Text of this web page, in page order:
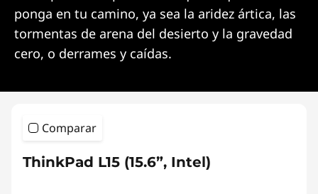
ponga en tu camino, ya sea la aridez ártica, las
tormentas de arena del desierto y la gravedad
cero, o derrames y caídas.
Comparar
ThinkPad L15 (15.6”, Intel)